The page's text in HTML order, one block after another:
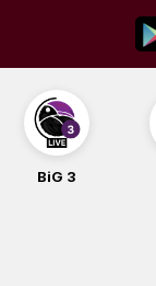
content
BiG 3